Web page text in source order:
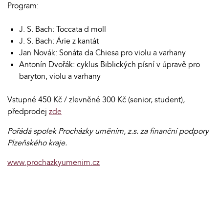
Program:
J. S. Bach: Toccata d moll
J. S. Bach: Árie z kantát
Jan Novák: Sonáta da Chiesa pro violu a varhany
Antonín Dvořák: cyklus Biblických písní v úpravě pro
baryton, violu a varhany
Vstupné 450 Kč / zlevněné 300 Kč (senior, student),
předprodej zde
Pořádá spolek Procházky uměním, z.s. za finanční podpory
Plzeňského kraje.
www.prochazkyumenim.cz